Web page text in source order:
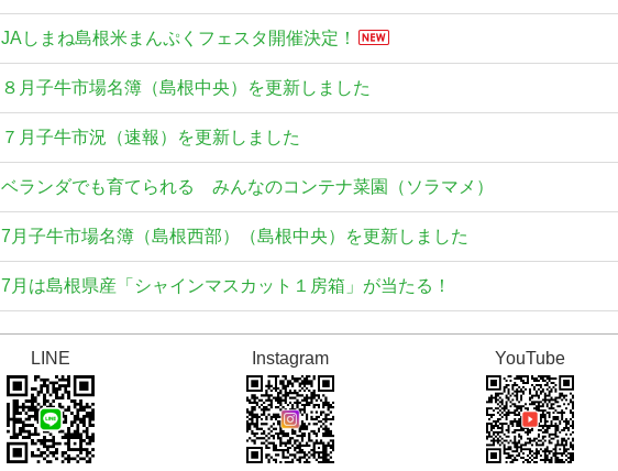
JAしまね島根米まんぷくフェスタ開催決定！
８月子牛市場名簿（島根中央）を更新しました
７月子牛市況（速報）を更新しました
ベランダでも育てられる みんなのコンテナ菜園（ソラマメ）
7月子牛市場名簿（島根西部）（島根中央）を更新しました
7月は島根県産「シャインマスカット１房箱」が当たる！
出雲市における大規模火災により被災されたお客さまに対する当組合の各種お
ベランダでも育てられる みんなのコンテナ菜園（タマネギ）
６月子牛市況（速報）を更新しました
LINE Instagram YouTube